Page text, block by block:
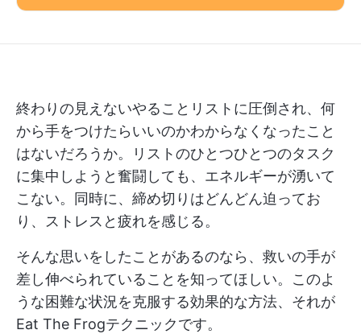
終わりの見えないやることリストに圧倒され、何
から手をつけたらいいのかわからなくなったこと
はないだろうか。リストのひとつひとつのタスク
に集中しようと奮闘しても、エネルギーが湧いて
こない。同時に、締め切りはどんどん迫ってお
り、ストレスと疲れを感じる。
そんな思いをしたことがあるのなら、救いの手が
差し伸べられていることを知ってほしい。このよ
うな困難な状況を克服する効果的な方法、それが
Eat The Frogテクニックです。